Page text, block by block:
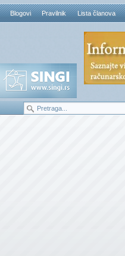
Blogovi Pravilnik Lista članova